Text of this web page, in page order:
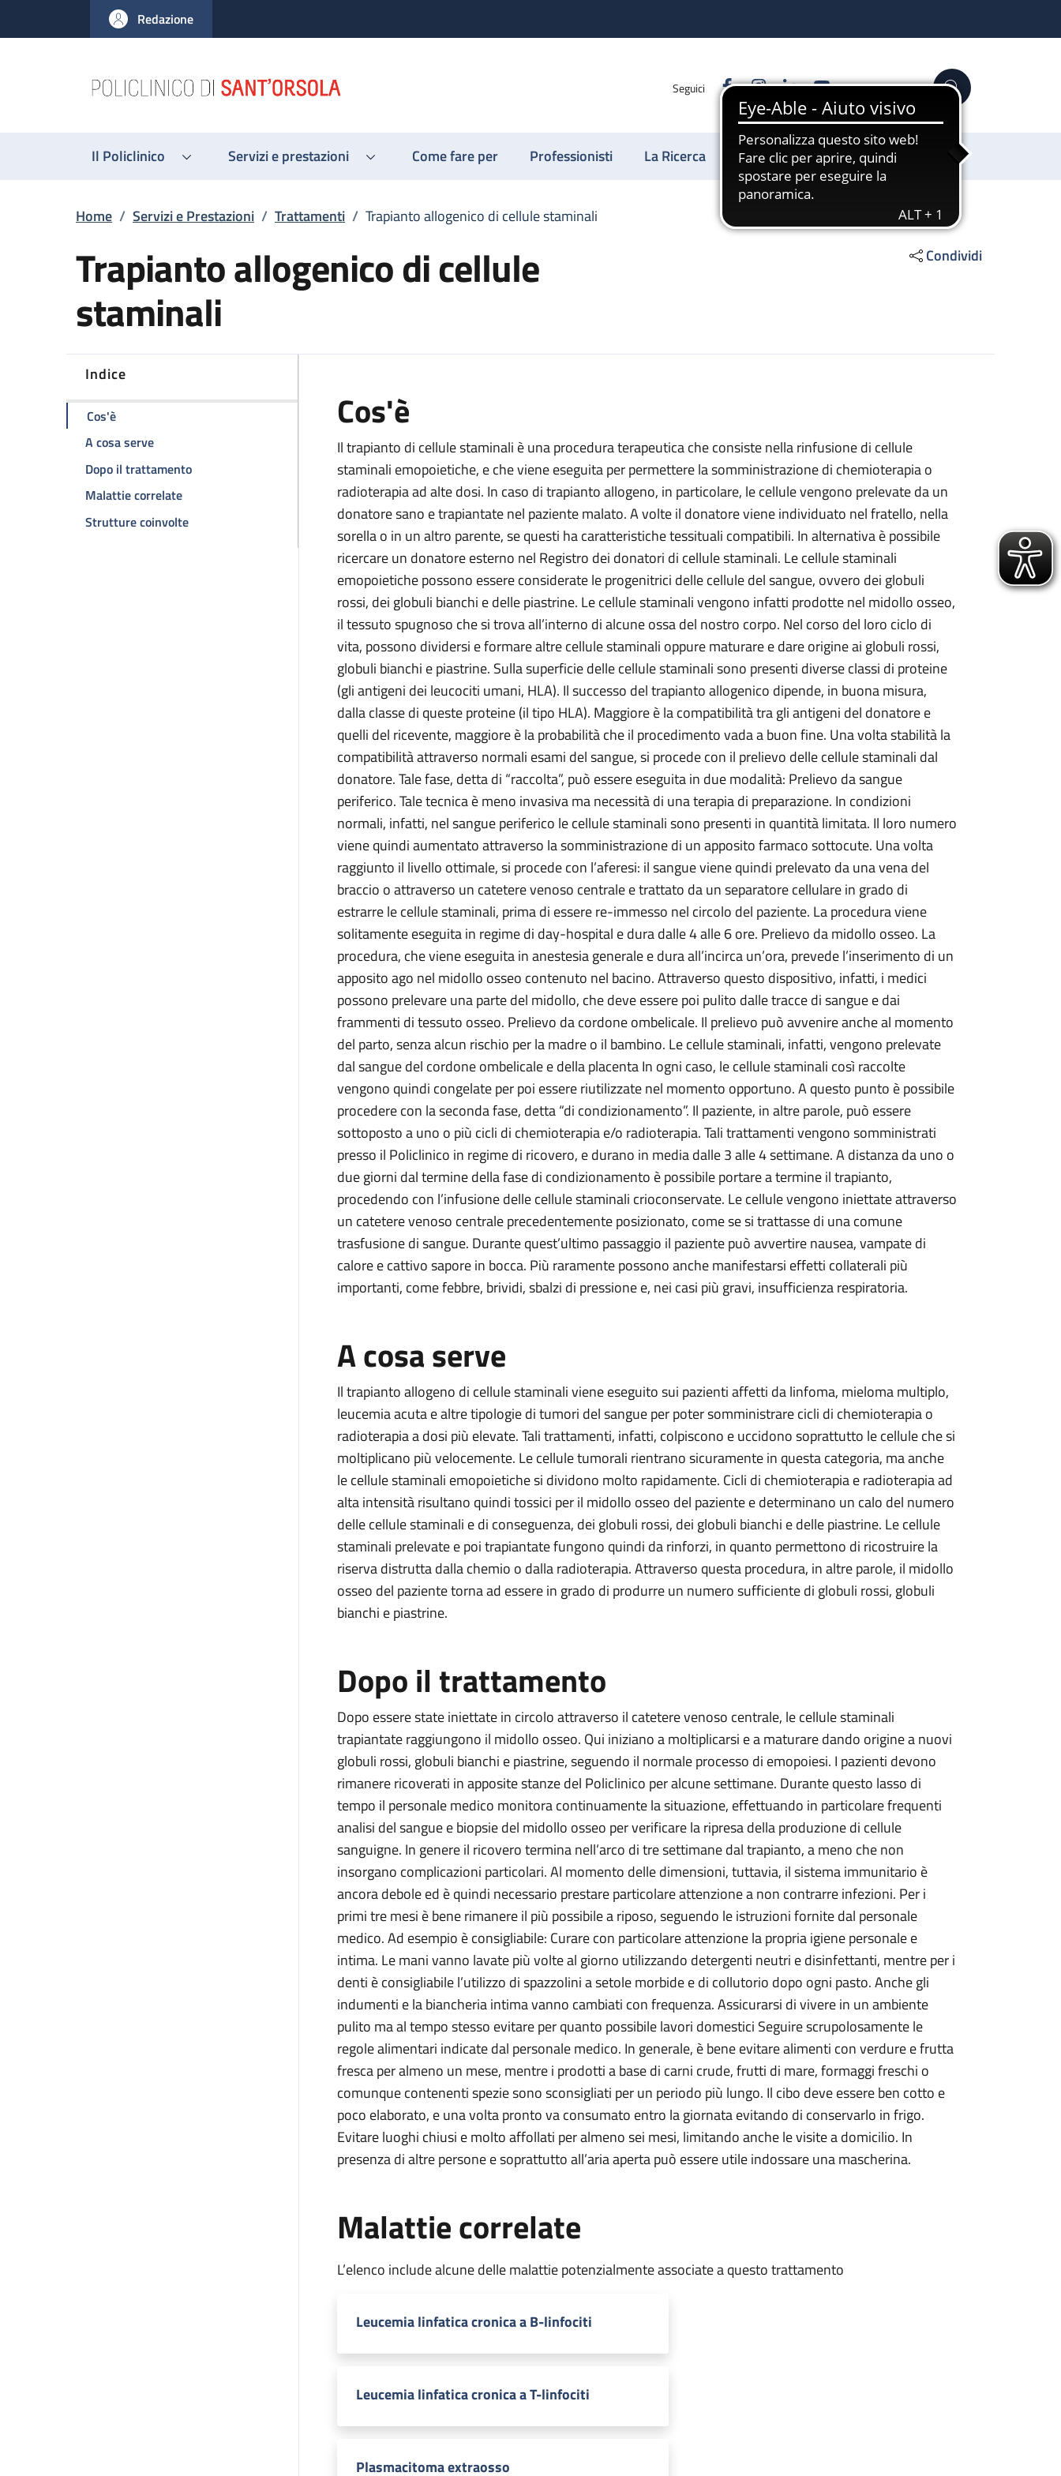
al contenuto principale
to footer content
Redazione
Seguici FacebookInstagram
LinkedinYouTube Cerca
Il Policlinico Servizi e prestazioni Come fare per Professionisti La Ricerca Sostienici
Briciole di pane
Home / Servizi e Prestazioni / Trattamenti / Trapianto allogenico di cellule staminali
Trapianto allogenico di cellule
staminali
Condividi
Indice
Cos'èdella pagina Trapianto allogenico di cellule staminali
A cosa servedella pagina Trapianto allogenico di cellule staminali
Dopo il trattamentodella pagina Trapianto allogenico di cellule staminali
Malattie correlatedella pagina Trapianto allogenico di cellule staminali
Strutture coinvoltedella pagina Trapianto allogenico di cellule staminali
Cos'è
Il trapianto di cellule staminali è una procedura terapeutica che consiste nella rinfusione di cellule
staminali emopoietiche, e che viene eseguita per permettere la somministrazione di chemioterapia o
radioterapia ad alte dosi. In caso di trapianto allogeno, in particolare, le cellule vengono prelevate da un
donatore sano e trapiantate nel paziente malato. A volte il donatore viene individuato nel fratello, nella
sorella o in un altro parente, se questi ha caratteristiche tessituali compatibili. In alternativa è possibile
ricercare un donatore esterno nel Registro dei donatori di cellule staminali. Le cellule staminali
emopoietiche possono essere considerate le progenitrici delle cellule del sangue, ovvero dei globuli
rossi, dei globuli bianchi e delle piastrine. Le cellule staminali vengono infatti prodotte nel midollo osseo,
il tessuto spugnoso che si trova all’interno di alcune ossa del nostro corpo. Nel corso del loro ciclo di
vita, possono dividersi e formare altre cellule staminali oppure maturare e dare origine ai globuli rossi,
globuli bianchi e piastrine. Sulla superficie delle cellule staminali sono presenti diverse classi di proteine
(gli antigeni dei leucociti umani, HLA). Il successo del trapianto allogenico dipende, in buona misura,
dalla classe di queste proteine (il tipo HLA). Maggiore è la compatibilità tra gli antigeni del donatore e
quelli del ricevente, maggiore è la probabilità che il procedimento vada a buon fine. Una volta stabilità la
compatibilità attraverso normali esami del sangue, si procede con il prelievo delle cellule staminali dal
donatore. Tale fase, detta di “raccolta”, può essere eseguita in due modalità: Prelievo da sangue
periferico. Tale tecnica è meno invasiva ma necessità di una terapia di preparazione. In condizioni
normali, infatti, nel sangue periferico le cellule staminali sono presenti in quantità limitata. Il loro numero
viene quindi aumentato attraverso la somministrazione di un apposito farmaco sottocute. Una volta
raggiunto il livello ottimale, si procede con l’aferesi: il sangue viene quindi prelevato da una vena del
braccio o attraverso un catetere venoso centrale e trattato da un separatore cellulare in grado di
estrarre le cellule staminali, prima di essere re-immesso nel circolo del paziente. La procedura viene
solitamente eseguita in regime di day-hospital e dura dalle 4 alle 6 ore. Prelievo da midollo osseo. La
procedura, che viene eseguita in anestesia generale e dura all’incirca un’ora, prevede l’inserimento di un
apposito ago nel midollo osseo contenuto nel bacino. Attraverso questo dispositivo, infatti, i medici
possono prelevare una parte del midollo, che deve essere poi pulito dalle tracce di sangue e dai
frammenti di tessuto osseo. Prelievo da cordone ombelicale. Il prelievo può avvenire anche al momento
del parto, senza alcun rischio per la madre o il bambino. Le cellule staminali, infatti, vengono prelevate
dal sangue del cordone ombelicale e della placenta In ogni caso, le cellule staminali così raccolte
vengono quindi congelate per poi essere riutilizzate nel momento opportuno. A questo punto è possibile
procedere con la seconda fase, detta “di condizionamento”. Il paziente, in altre parole, può essere
sottoposto a uno o più cicli di chemioterapia e/o radioterapia. Tali trattamenti vengono somministrati
presso il Policlinico in regime di ricovero, e durano in media dalle 3 alle 4 settimane. A distanza da uno o
due giorni dal termine della fase di condizionamento è possibile portare a termine il trapianto,
procedendo con l’infusione delle cellule staminali crioconservate. Le cellule vengono iniettate attraverso
un catetere venoso centrale precedentemente posizionato, come se si trattasse di una comune
trasfusione di sangue. Durante quest’ultimo passaggio il paziente può avvertire nausea, vampate di
calore e cattivo sapore in bocca. Più raramente possono anche manifestarsi effetti collaterali più
importanti, come febbre, brividi, sbalzi di pressione e, nei casi più gravi, insufficienza respiratoria.
A cosa serve
Il trapianto allogeno di cellule staminali viene eseguito sui pazienti affetti da linfoma, mieloma multiplo,
leucemia acuta e altre tipologie di tumori del sangue per poter somministrare cicli di chemioterapia o
radioterapia a dosi più elevate. Tali trattamenti, infatti, colpiscono e uccidono soprattutto le cellule che si
moltiplicano più velocemente. Le cellule tumorali rientrano sicuramente in questa categoria, ma anche
le cellule staminali emopoietiche si dividono molto rapidamente. Cicli di chemioterapia e radioterapia ad
alta intensità risultano quindi tossici per il midollo osseo del paziente e determinano un calo del numero
delle cellule staminali e di conseguenza, dei globuli rossi, dei globuli bianchi e delle piastrine. Le cellule
staminali prelevate e poi trapiantate fungono quindi da rinforzi, in quanto permettono di ricostruire la
riserva distrutta dalla chemio o dalla radioterapia. Attraverso questa procedura, in altre parole, il midollo
osseo del paziente torna ad essere in grado di produrre un numero sufficiente di globuli rossi, globuli
bianchi e piastrine.
Dopo il trattamento
Dopo essere state iniettate in circolo attraverso il catetere venoso centrale, le cellule staminali
trapiantate raggiungono il midollo osseo. Qui iniziano a moltiplicarsi e a maturare dando origine a nuovi
globuli rossi, globuli bianchi e piastrine, seguendo il normale processo di emopoiesi. I pazienti devono
rimanere ricoverati in apposite stanze del Policlinico per alcune settimane. Durante questo lasso di
tempo il personale medico monitora continuamente la situazione, effettuando in particolare frequenti
analisi del sangue e biopsie del midollo osseo per verificare la ripresa della produzione di cellule
sanguigne. In genere il ricovero termina nell’arco di tre settimane dal trapianto, a meno che non
insorgano complicazioni particolari. Al momento delle dimensioni, tuttavia, il sistema immunitario è
ancora debole ed è quindi necessario prestare particolare attenzione a non contrarre infezioni. Per i
primi tre mesi è bene rimanere il più possibile a riposo, seguendo le istruzioni fornite dal personale
medico. Ad esempio è consigliabile: Curare con particolare attenzione la propria igiene personale e
intima. Le mani vanno lavate più volte al giorno utilizzando detergenti neutri e disinfettanti, mentre per i
denti è consigliabile l’utilizzo di spazzolini a setole morbide e di collutorio dopo ogni pasto. Anche gli
indumenti e la biancheria intima vanno cambiati con frequenza. Assicurarsi di vivere in un ambiente
pulito ma al tempo stesso evitare per quanto possibile lavori domestici Seguire scrupolosamente le
regole alimentari indicate dal personale medico. In generale, è bene evitare alimenti con verdure e frutta
fresca per almeno un mese, mentre i prodotti a base di carni crude, frutti di mare, formaggi freschi o
comunque contenenti spezie sono sconsigliati per un periodo più lungo. Il cibo deve essere ben cotto e
poco elaborato, e una volta pronto va consumato entro la giornata evitando di conservarlo in frigo.
Evitare luoghi chiusi e molto affollati per almeno sei mesi, limitando anche le visite a domicilio. In
presenza di altre persone e soprattutto all’aria aperta può essere utile indossare una mascherina.
Malattie correlate
L’elenco include alcune delle malattie potenzialmente associate a questo trattamento
Leucemia linfatica cronica a B-linfociti
Leucemia linfatica cronica a T-linfociti
Plasmacitoma extraosso